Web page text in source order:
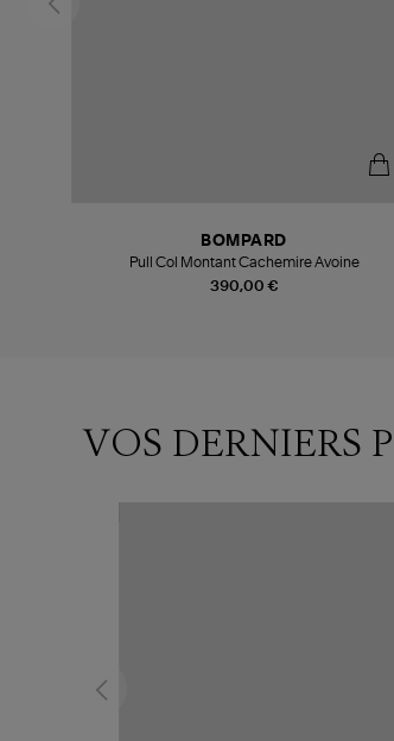
390,00 €
BOMPARD
Pull Col Montant Cachemire Avoine
VOS DERNIERS